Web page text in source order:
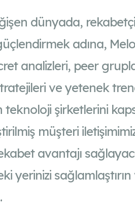
dünyada,
adına,
analizleri, peer
ve yetenek
şirketlerini
müşteri
avantajı
yerinizi